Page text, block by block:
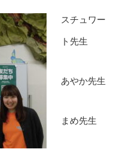
スチュワー
ト先生
あやか先生
まめ先生